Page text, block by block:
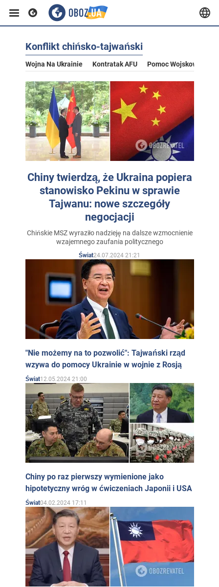
Konflikt chińsko-tajwański
Wojna Na Ukrainie Kontratak AFU Pomoc Wojskowa Dla
Chiny twierdzą, że Ukraina popiera
stanowisko Pekinu w sprawie
Tajwanu: nowe szczegóły
negocjacji
Chińskie MSZ wyraziło nadzieję na dalsze wzmocnienie
wzajemnego zaufania politycznego
Świat24.07.2024 21:21
"Nie możemy na to pozwolić": Tajwański rząd
wzywa do pomocy Ukrainie w wojnie z Rosją
Świat12.05.2024 21:00
Chiny po raz pierwszy wymienione jako
hipotetyczny wróg w ćwiczeniach Japonii i USA
Świat04.02.2024 17:11